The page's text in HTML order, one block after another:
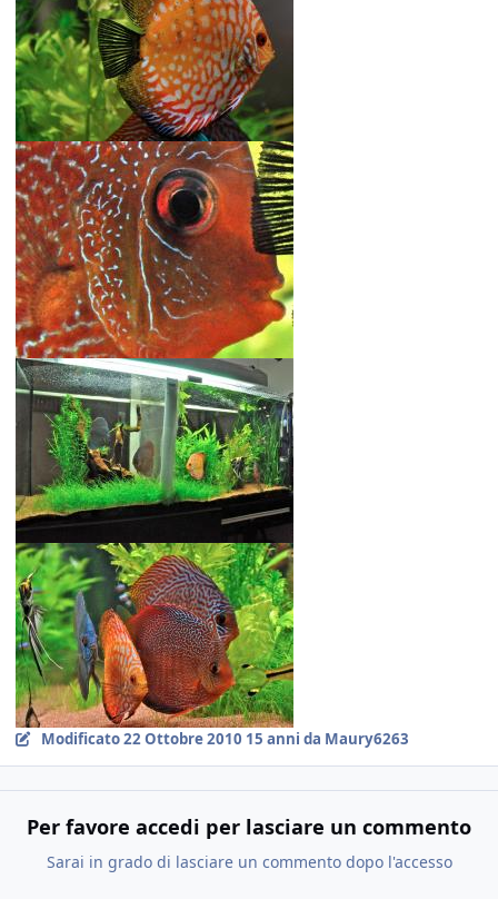
Modificato22 Ottobre 2010 15 anni da Maury6263
Per favore accedi per lasciare un commento
Sarai in grado di lasciare un commento dopo l'accesso